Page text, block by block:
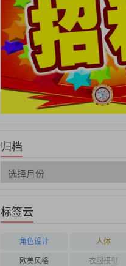
归档
标签云
角色设计 人体
欧美风格 衣服模型